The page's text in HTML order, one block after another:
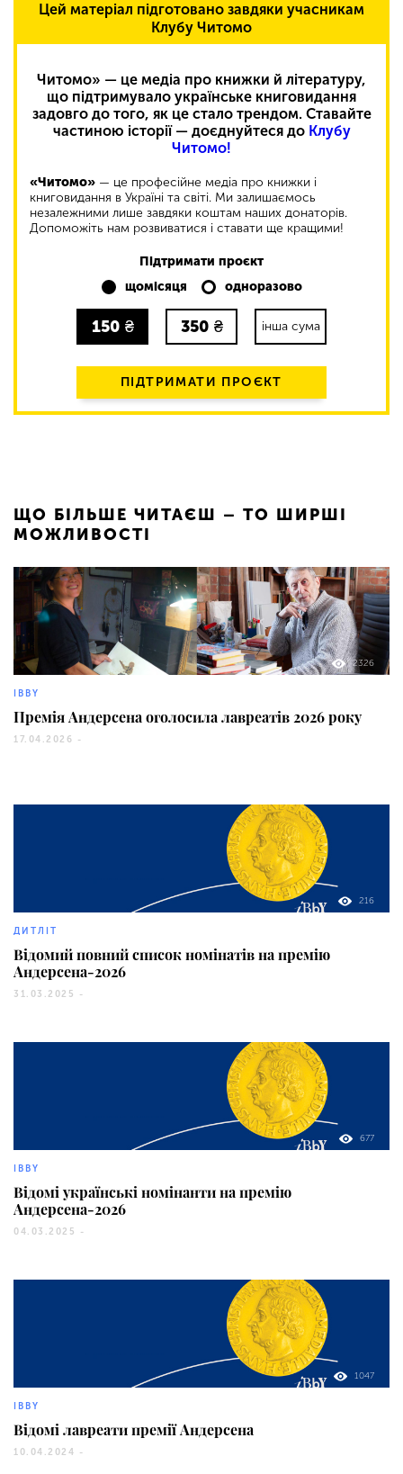
Цей матеріал підготовано завдяки учасникам
Клубу Читомо
Читомо» — це медіа про книжки й літературу,
що підтримувало українське книговидання
задовго до того, як це стало трендом. Ставайте
частиною історії — доєднуйтеся до Клубу
Читомо!
«Читомо» — це професійне медіа про книжки і
книговидання в Україні та світі. Ми залишаємось
незалежними лише завдяки коштам наших донаторів.
Допоможіть нам розвиватися і ставати ще кращими!
Підтримати проєкт
щомісяця
одноразово
150 ₴ 350 ₴ інша сума
ПІДТРИМАТИ ПРОЄКТ
ЩО БІЛЬШЕ ЧИТАЄШ – ТО ШИРШІ
МОЖЛИВОСТІ
2326
IBBY
Премія Андерсена оголосила лавреатів 2026 року
17.04.2026 -
216
ДИТЛІТ
Відомий повний список номінатів на премію
Андерсена-2026
31.03.2025 -
677
IBBY
Відомі українські номінанти на премію
Андерсена-2026
04.03.2025 -
1047
IBBY
Відомі лавреати премії Андерсена
10.04.2024 -